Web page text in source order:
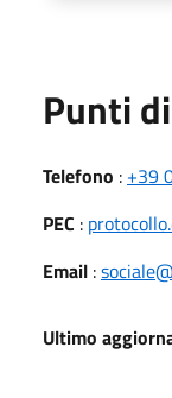
Punti
Telefono : +39
PEC :
Email :
Ultimo